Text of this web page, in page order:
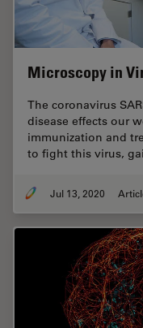
Microscopy in
The coronavirus
disease effects our
immunization and
to fight this virus,
Jul 13, 2020